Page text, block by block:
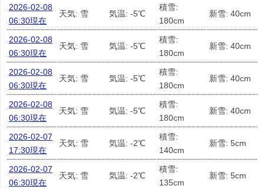
2026-02-08
06:30現在
天気: 雪 気温: -5℃
積雪:
180cm
新雪: 40cm
2026-02-08
06:30現在
天気: 雪 気温: -5℃
積雪:
180cm
新雪: 40cm
2026-02-08
06:30現在
天気: 雪 気温: -5℃
積雪:
180cm
新雪: 40cm
2026-02-08
06:30現在
天気: 雪 気温: -5℃
積雪:
180cm
新雪: 40cm
2026-02-07
17:30現在
天気: 雪 気温: -2℃
積雪:
140cm
新雪: 5cm
2026-02-07
06:30現在
天気: 雪 気温: -2℃
積雪:
135cm
新雪: 5cm